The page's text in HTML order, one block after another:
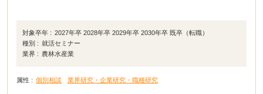
対象卒年 : 2027年卒 2028年卒 2029年卒 2030年卒 既卒（転職）
種別 : 就活セミナー
業界 : 農林水産業
属性 : 個別相談 業界研究・企業研究・職種研究